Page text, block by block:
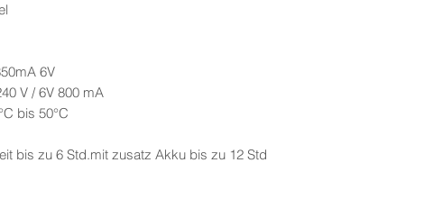
6V
V / 6V 800 mA
bis 50°C
bis zu 6 Std.mit zusatz Akku bis zu 12 Std